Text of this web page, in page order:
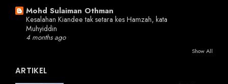
Mohd Sulaiman Othman
Kesalahan Kiandee tak setara kes Hamzah, kata
Muhyiddin
4 months ago
Show All
ARTIKEL